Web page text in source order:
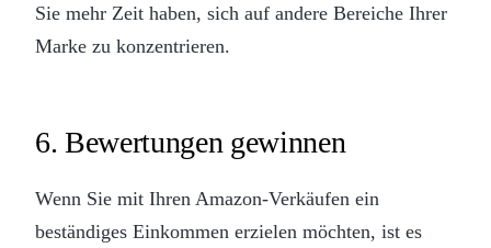
Sie mehr Zeit haben, sich auf andere Bereiche Ihrer
Marke zu konzentrieren.
6. Bewertungen gewinnen
Wenn Sie mit Ihren Amazon-Verkäufen ein
beständiges Einkommen erzielen möchten, ist es